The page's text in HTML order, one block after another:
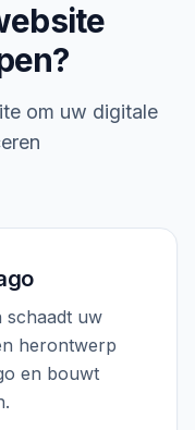
om uw digitale
schaadt uw
herontwerp
en bouwt